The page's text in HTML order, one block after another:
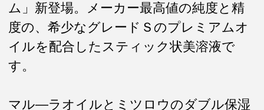
ム」新登場。メーカー最高値の純度と精
度の、希少なグレードＳのプレミアムオ
イルを配合したスティック状美溶液で
す。
マル―ラオイルとミツロウのダブル保湿